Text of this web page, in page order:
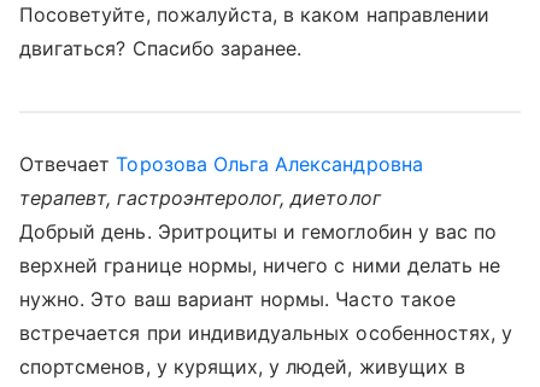
Посоветуйте, пожалуйста, в каком направлении
двигаться? Спасибо заранее.
ОтвечаетТорозова Ольга Александровна
терапевт, гастроэнтеролог, диетолог
Добрый день. Эритроциты и гемоглобин у вас по
верхней границе нормы, ничего с ними делать не
нужно. Это ваш вариант нормы. Часто такое
встречается при индивидуальных особенностях, у
спортсменов, у курящих, у людей, живущих в